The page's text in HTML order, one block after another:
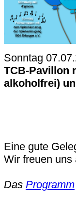
Sonntag
TCB-Pavillon
alkoholfrei)
Eine gute
Wir freuen uns
Das Programm